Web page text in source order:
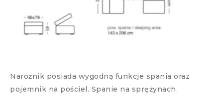
Narożnik posiada wygodną funkcje spania oraz
pojemnik na pościel. Spanie na sprężynach.